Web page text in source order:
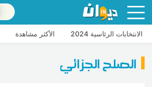
الانتخابات الرئاسية 2024 الأكثر مشاهدة
الصلح الجزائي